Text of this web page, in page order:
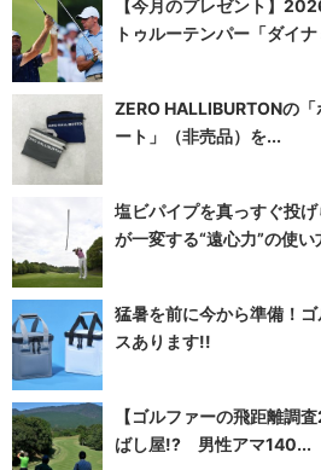
【今月のプレゼント】
トゥルーテンパー「ダイ
ZERO HALLIBURTONの
ート」（非売品）を...
塩ビパイプを真っすぐ投
が一変する“遠心力”の使い
猛暑を前に今から準備！
スあります!!
【ゴルファーの飛距離調
ばし屋!? 男性アマ140...